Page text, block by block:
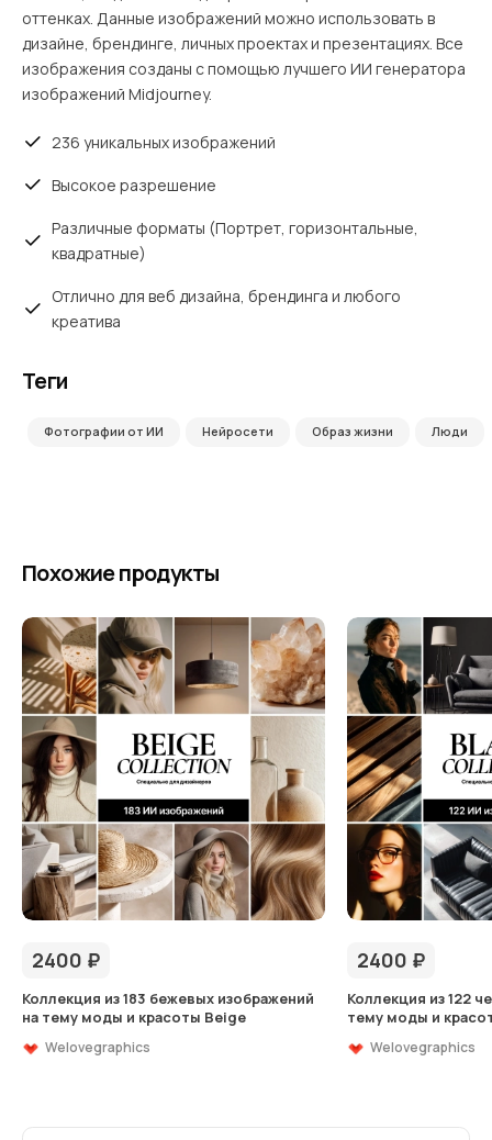
оттенках. Данные изображений можно использовать в
дизайне, брендинге, личных проектах и презентациях. Все
изображения созданы с помощью лучшего ИИ генератора
изображений Midjourney.
236 уникальных изображений
Высокое разрешение
Различные форматы (Портрет, горизонтальные,
квадратные)
Отлично для веб дизайна, брендинга и любого
креатива
Теги
Фотографии от ИИ Нейросети Образ жизни Люди
Похожие продукты
2400 ₽
Коллекция из 183 бежевых изображений
на тему моды и красоты Beige
Welovegraphics
2400 ₽
Коллекция из 122
тему моды и
Welovegraphics